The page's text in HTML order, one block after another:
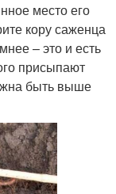
место его
кору саженца
– это и есть
присыпают
быть выше